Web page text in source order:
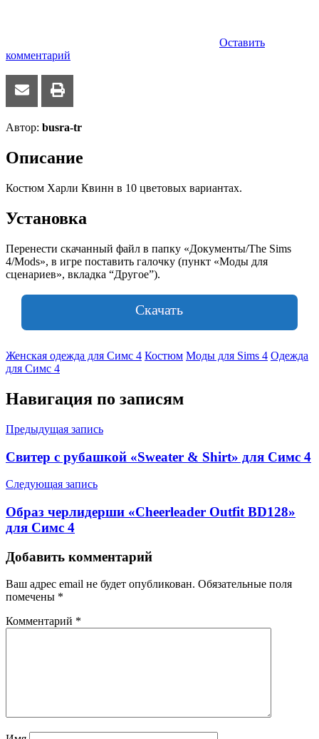
Оставить
комментарий
Автор: busra-tr
Описание
Костюм Харли Квинн в 10 цветовых вариантах.
Установка
Перенести скачанный файл в папку «Документы/The Sims
4/Mods», в игре поставить галочку (пункт «Моды для
сценариев», вкладка “Другое”).
Скачать
Женская одежда для Симс 4 Костюм Моды для Sims 4 Одежда
для Симс 4
Навигация по записям
Предыдущая запись
Свитер с рубашкой «Sweater & Shirt» для Симс 4
Следующая запись
Образ черлидерши «Cheerleader Outfit BD128»
для Симс 4
Добавить комментарий
Ваш адрес email не будет опубликован. Обязательные поля
помечены *
Комментарий *